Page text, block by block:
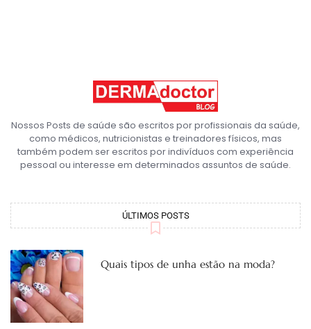
Nossos Posts de saúde são escritos por profissionais da saúde,
como médicos, nutricionistas e treinadores físicos, mas
também podem ser escritos por indivíduos com experiência
pessoal ou interesse em determinados assuntos de saúde.
ÚLTIMOS POSTS
Quais tipos de unha estão na moda?